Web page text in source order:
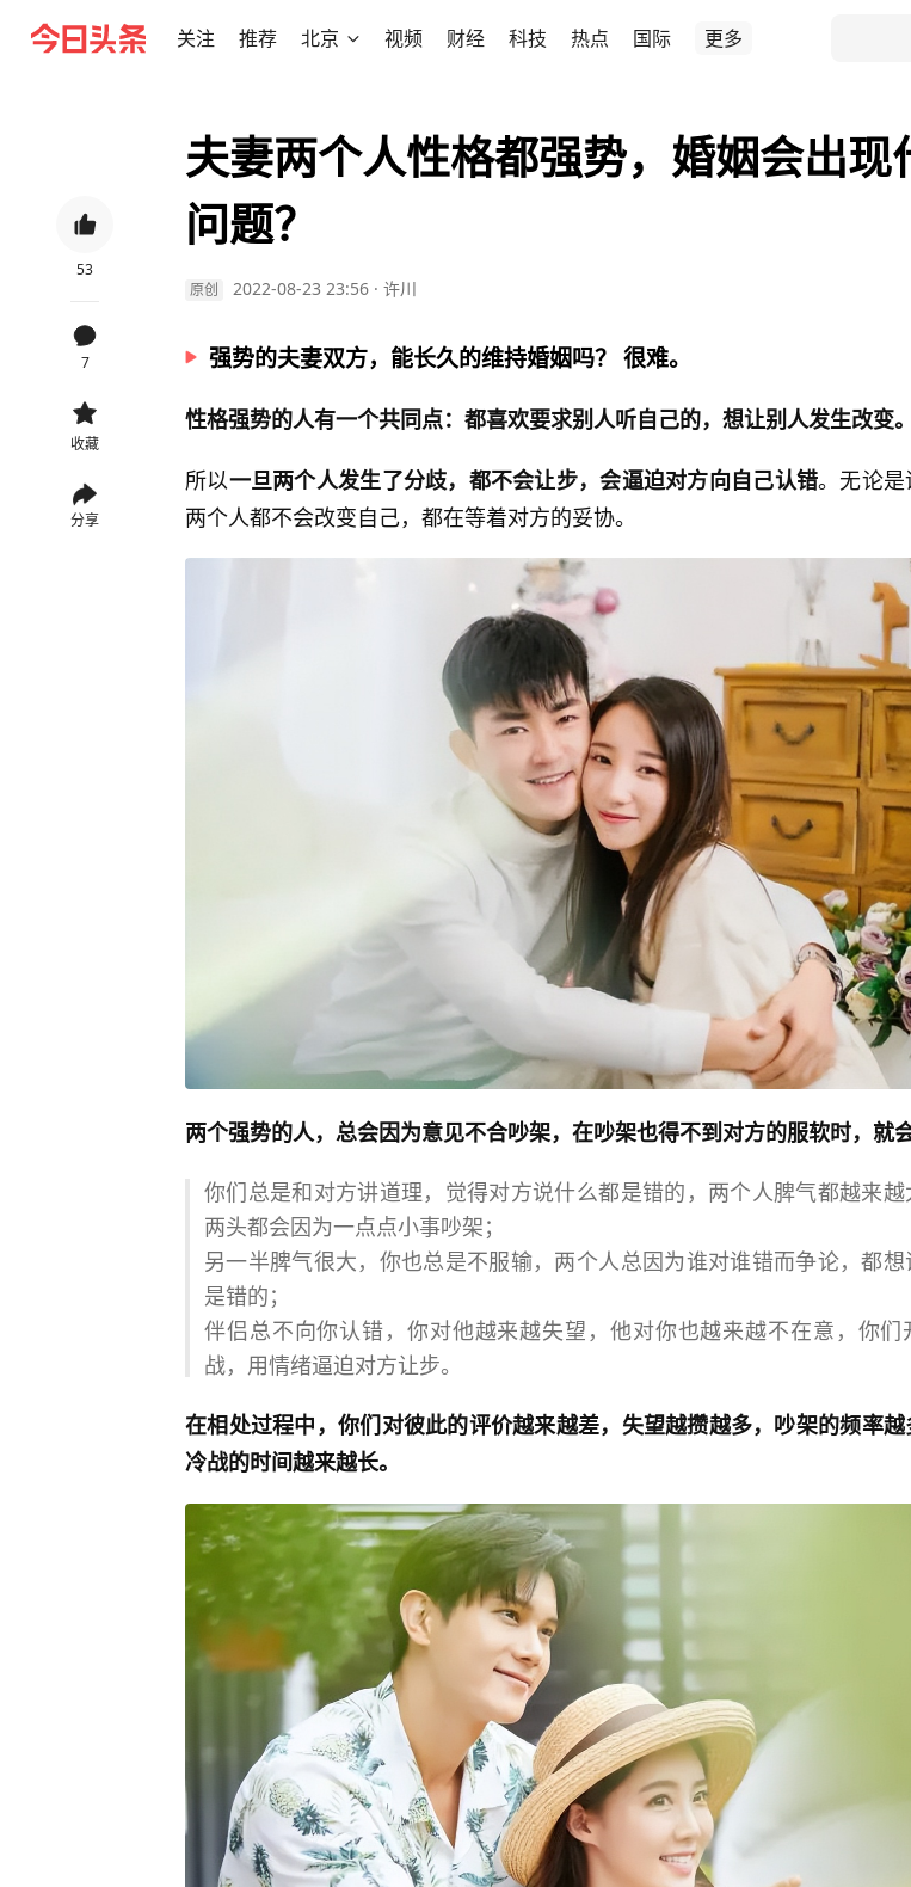
关注 推荐 北京 视频 财经 科技 热点 国际 更多
53
7
收藏
分享
夫妻两个人性格都强势，婚姻会出现
问题？
原创 2022-08-23 23:56 · 许川
强势的夫妻双方，能长久的维持婚姻吗？ 很难。
性格强势的人有一个共同点：都喜欢要求别人听自己的，想让别人发生改变。
所以一旦两个人发生了分歧，都不会让步，会逼迫对方向自己认错。无论是
两个人都不会改变自己，都在等着对方的妥协。
两个强势的人，总会因为意见不合吵架，在吵架也得不到对方的服软时，就会
你们总是和对方讲道理，觉得对方说什么都是错的，两个人脾气都越来越
两头都会因为一点点小事吵架；
另一半脾气很大，你也总是不服输，两个人总因为谁对谁错而争论，都想
是错的；
伴侣总不向你认错，你对他越来越失望，他对你也越来越不在意，你们
战，用情绪逼迫对方让步。
在相处过程中，你们对彼此的评价越来越差，失望越攒越多，吵架的频率越
冷战的时间越来越长。